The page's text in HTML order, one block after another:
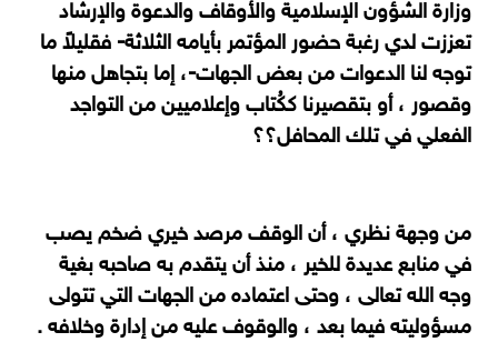
وزارة الشؤون الإسلامية والأوقاف والدعوة والإرشاد
تعززت لدي رغبة حضور المؤتمر بأيامه الثلاثة- فقليلاً ما
توجه لنا الدعوات من بعض الجهات-، إما بتجاهل منها
وقصور ، أو بتقصيرنا ككُتاب وإعلاميين من التواجد
الفعلي في تلك المحافل؟؟
من وجهة نظري ، أن الوقف مرصد خيري ضخم يصب
في منابع عديدة للخير ، منذ أن يتقدم به صاحبه بغية
وجه الله تعالى ، وحتى اعتماده من الجهات التي تتولى
مسؤوليته فيما بعد ، والوقوف عليه من إدارة وخلافه .